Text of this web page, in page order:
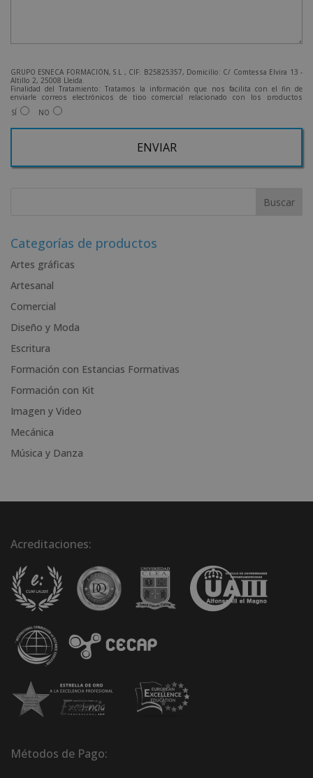
GRUPO ESNECA FORMACIÓN, S.L , CIF: B25825357, Domicilio: C/ Comtessa Elvira 13 -
Altillo 2, 25008 Lleida.
Finalidad del Tratamiento: Tratamos la información que nos facilita con el fin de
enviarle correos electrónicos de tipo comercial relacionado con los productos
ofrecidos y otros tipo de productos que fueran de su interés.
Legitimación del tratamiento: Consentimiento del interesado.
a la dirección admin@grupoesneca.com.
Desea recibir información comercial (vía telefónica y/o email):
SÍ NO
r
a
t
i
e
:
Categorías de productos
Artes gráficas
Artesanal
Comercial
Diseño y Moda
Escritura
Formación con Estancias Formativas
Formación con Kit
Imagen y Video
Mecánica
Música y Danza
Acreditaciones:
Métodos de Pago: